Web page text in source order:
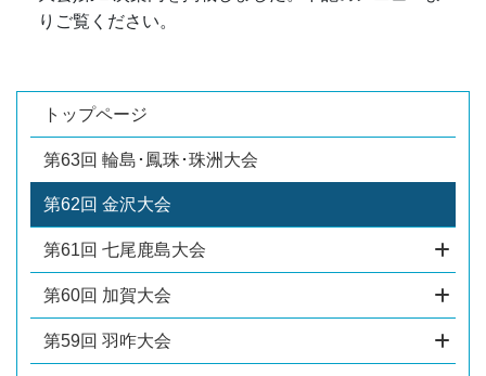
りご覧ください。
トップページ
第63回 輪島･鳳珠･珠洲大会
第62回 金沢大会
第61回 七尾鹿島大会
第60回 加賀大会
第59回 羽咋大会